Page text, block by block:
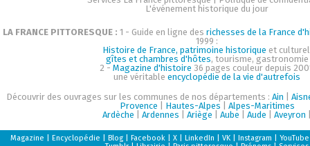
L'événement historique du jour
LA FRANCE PITTORESQUE : 1 - Guide en ligne des richesses de la France
1999 :
Histoire de France, patrimoine historique et
gîtes et chambres d'hôtes, tourisme, gastronomie
2 - Magazine d'histoire 36 pages couleur depuis
une véritableencyclopédie de la vie d'autrefois
Découvrir des ouvrages sur les communes de nos départements :Ain |
Provence
Hautes-Alpes
Alpes-Maritimes
Ardèche |Ardennes |Ariège |Aube |Aude |Aveyron
Magazine |Encyclopédie |Blog |Facebook |X |LinkedIn |VK |Instagram |YouTube